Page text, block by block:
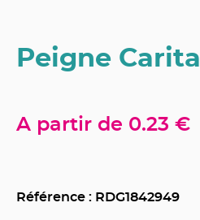
Peigne Carita
A partir de 0.23 €
Référence : RDG1842949